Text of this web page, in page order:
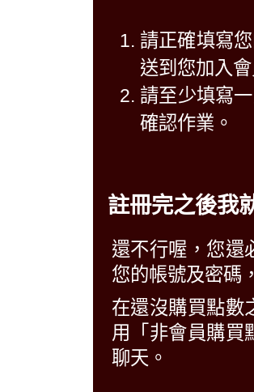
請正確填寫
送到您加入
請至少填寫
確認作業。
註冊完之後我
還不行喔，您還
您的帳號及密碼
在還沒購買點數
用「非會員購買
聊天。